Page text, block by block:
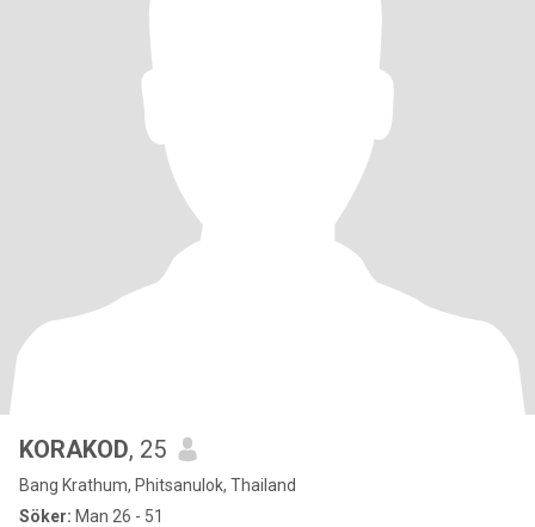
KORAKOD, 25
Bang Krathum, Phitsanulok, Thailand
Söker: Man 26 - 51